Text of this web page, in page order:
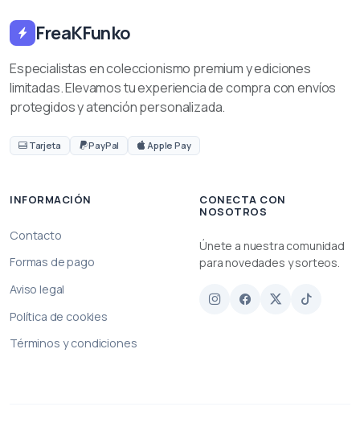
FreaKFunko
Especialistas en coleccionismo premium y ediciones
limitadas. Elevamos tu experiencia de compra con envíos
protegidos y atención personalizada.
Tarjeta PayPal Apple Pay
INFORMACIÓN
Contacto
Formas de pago
Aviso legal
Política de cookies
Términos y condiciones
CONECTA CON
NOSOTROS
Únete a nuestra comunidad
para novedades y sorteos.